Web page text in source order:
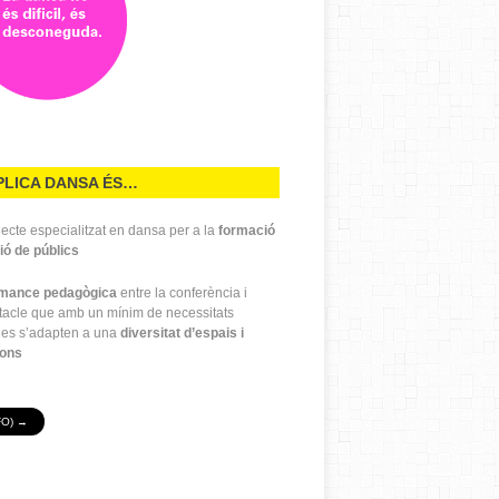
DANSA ÉS…
especialitzat en dansa per a la formació
de públics
pedagògica entre la conferència i
que amb un mínim de necessitats
s’adapten a una diversitat d’espais i
→